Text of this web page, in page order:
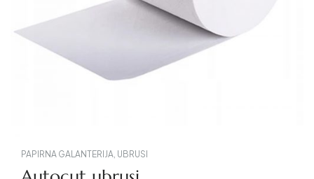
PAPIRNA GALANTERIJA, UBRUSI